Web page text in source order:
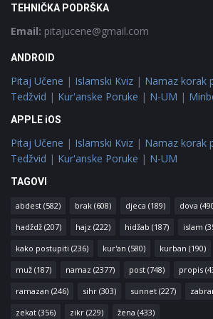
TEHNIČKA PODRŠKA
Email: pitajucene@gmail.com
ANDROID
Pitaj Učene | Islamski Kviz | Namaz korak
Tedžvid | Kur'anske Poruke | N-UM |
APPLE iOS
Pitaj Učene | Islamski Kviz | Namaz korak
Tedžvid | Kur'anske Poruke | N-UM
TAGOVI
abdest (582) brak (608) djeca (189) dova
hadždž (207) hajz (222) hidžab (187) islam
kako postupiti (236) kur'an (580) kurban (190)
muž (187) namaz (2377) post (748) propis
ramazan (246) sihr (303) sunnet (227)
zekat (356) zikr (229) žena (433)